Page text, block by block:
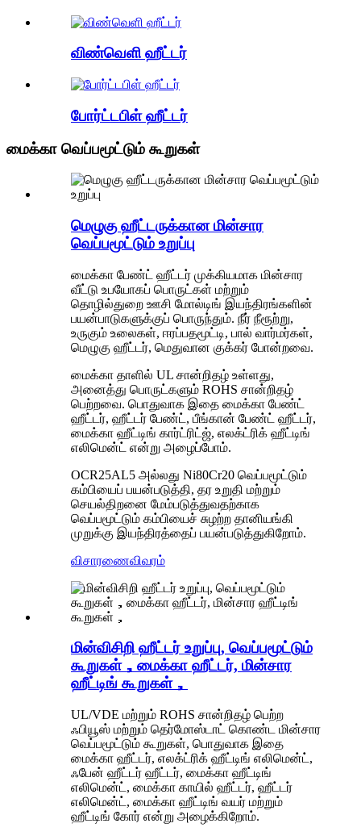
விண்வெளி ஹீட்டர்
போர்ட்டபிள் ஹீட்டர்
மைக்கா வெப்பமூட்டும் கூறுகள்
மெழுகு ஹீட்டருக்கான மின்சார
வெப்பமூட்டும் உறுப்பு
மைக்கா பேண்ட் ஹீட்டர் முக்கியமாக மின்சார
வீட்டு உபயோகப் பொருட்கள் மற்றும்
தொழில்துறை ஊசி மோல்டிங் இயந்திரங்களின்
பயன்பாடுகளுக்குப் பொருந்தும். நீர் நீரூற்று,
உருகும் உலைகள், ஈரப்பதமூட்டி, பால் வார்மர்கள்,
மெழுகு ஹீட்டர், மெதுவான குக்கர் போன்றவை.
மைக்கா தாளில் UL சான்றிதழ் உள்ளது,
அனைத்து பொருட்களும் ROHS சான்றிதழ்
பெற்றவை. பொதுவாக இதை மைக்கா பேண்ட்
ஹீட்டர், ஹீட்டர் பேண்ட், பீங்கான் பேண்ட் ஹீட்டர்,
மைக்கா ஹீட்டிங் கார்ட்ரிட்ஜ், எலக்ட்ரிக் ஹீட்டிங்
எலிமென்ட் என்று அழைப்போம்.
OCR25AL5 அல்லது Ni80Cr20 வெப்பமூட்டும்
கம்பியைப் பயன்படுத்தி, தர உறுதி மற்றும்
செயல்திறனை மேம்படுத்துவதற்காக
வெப்பமூட்டும் கம்பியைச் சுழற்ற தானியங்கி
முறுக்கு இயந்திரத்தைப் பயன்படுத்துகிறோம்.
விசாரணைவிவரம்
மின்விசிறி ஹீட்டர் உறுப்பு, வெப்பமூட்டும்
கூறுகள்，மைக்கா ஹீட்டர், மின்சார
ஹீட்டிங் கூறுகள்，
UL/VDE மற்றும் ROHS சான்றிதழ் பெற்ற
ஃபியூஸ் மற்றும் தெர்மோஸ்டாட் கொண்ட மின்சார
வெப்பமூட்டும் கூறுகள், பொதுவாக இதை
மைக்கா ஹீட்டர், எலக்ட்ரிக் ஹீட்டிங் எலிமென்ட்,
ஃபேன் ஹீட்டர் ஹீட்டர், மைக்கா ஹீட்டிங்
எலிமென்ட், மைக்கா காயில் ஹீட்டர், ஹீட்டர்
எலிமென்ட், மைக்கா ஹீட்டிங் வயர் மற்றும்
ஹீட்டிங் கோர் என்று அழைக்கிறோம்.